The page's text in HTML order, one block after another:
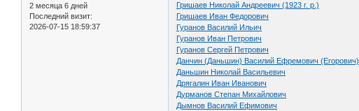
2 месяца 6 дней
Последний визит:
2026-07-15 18:59:37
Гришаев Николай Андреевич (1923 г. р.)
Гришаев Иван Федорович
Гуранов Василий Ильич
Гуранов Иван Петрович
Гуранов Сергей Петрович
Данчин (Даньшин) Василий Ефремович (Егорович)
Даньшин Николай Васильевич
Дрягалин Иван Иванович
Дурманов Степан Михайлович
Дымнов Василий Ефимович